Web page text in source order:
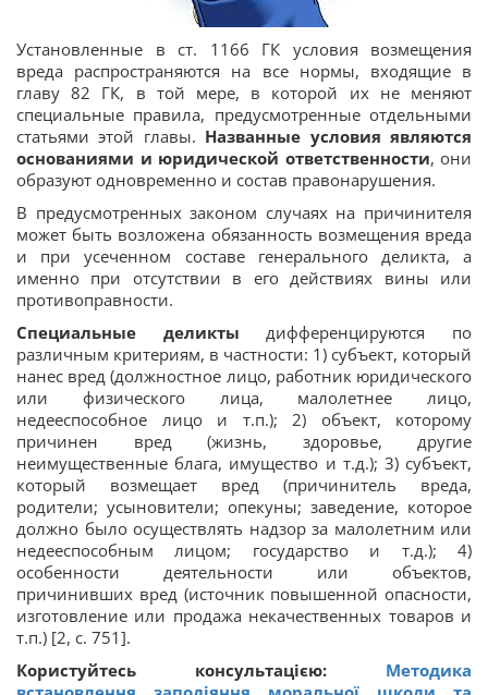
Установленные в ст. 1166 ГК условия возмещения
вреда распространяются на все нормы, входящие в
главу 82 ГК, в той мере, в которой их не меняют
специальные правила, предусмотренные отдельными
статьями этой главы. Названные условия являются
основаниями и юридической ответственности, они
образуют одновременно и состав правонарушения.
В предусмотренных законом случаях на причинителя
может быть возложена обязанность возмещения вреда
и при усеченном составе генерального деликта, а
именно при отсутствии в его действиях вины или
противоправности.
Специальные деликтыдифференцируются по
различным критериям, в частности: 1) субъект, который
нанес вред (должностное лицо, работник юридического
или физического лица, малолетнее лицо,
недееспособное лицо и т.п.); 2) объект, которому
причинен вред (жизнь, здоровье, другие
неимущественные блага, имущество и т.д.); 3) субъект,
который возмещает вред (причинитель вреда,
родители; усыновители; опекуны; заведение, которое
должно было осуществлять надзор за малолетним или
недееспособным лицом; государство и т.д.); 4)
особенности деятельности или объектов,
причинивших вред (источник повышенной опасности,
изготовление или продажа некачественных товаров и
т.п.) [2, с. 751].
Користуйтесь консультацією: Методика